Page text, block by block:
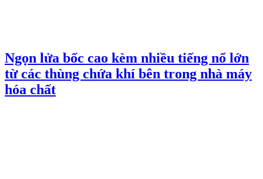
Ngọn lửa bốc cao kèm nhiều tiếng nổ lớn
từ các thùng chứa khí bên trong nhà máy
hóa chất